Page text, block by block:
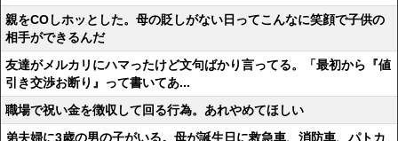
親をCOしホッとした。母の貶しがない日ってこんなに笑顔で子供の
相手ができるんだ
友達がメルカリにハマったけど文句ばかり言ってる。「最初から『値
引き交渉お断り』って書いてあ...
職場で祝い金を徴収して回る行為。あれやめてほしい
弟夫婦に3歳の男の子がいる。母が誕生日に救急車、消防車、パトカ